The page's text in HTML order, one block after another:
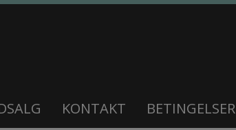
KONTAKT BETINGELSER